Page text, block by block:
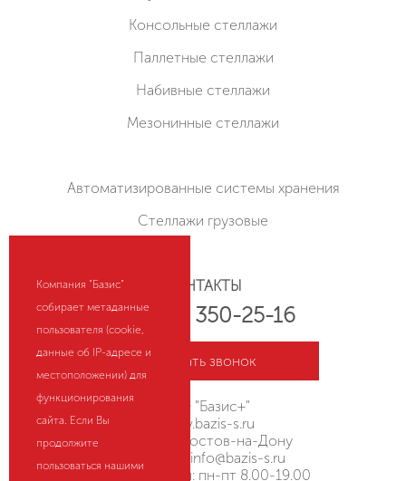
Консольные стеллажи
Паллетные стеллажи
Набивные стеллажи
Мезонинные стеллажи
Автоматизированные системы хранения
Стеллажи грузовые
КОНТАКТЫ
+7 (800) 350-25-16
Заказать звонок
ООО "Базис+"
rostov.bazis-s.ru
Россия, г. Ростов-на-Дону
info@bazis-s.ru
Режим работы: пн-пт 8.00-19.00
Компания "Базис"
собирает метаданные
пользователя (cookie,
данные об IP-адресе и
местоположении) для
функционирования
сайта. Если Вы
продолжите
пользоваться нашими